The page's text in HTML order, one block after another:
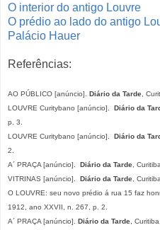
O interior do antigo Louvre
O prédio ao lado do antigo
Palácio Hauer
Referências:
AO PÚBLICO [anúncio]. Diário da Tarde ,
LOUVRE Curitybano [anúncio]. Diário da
p. 3.
LOUVRE Curitybano [anúncio]. Diário da
2.
A´ PRAÇA [anúncio]. Diário da Tarde ,
VITRINAS [anúncio]. Diário da Tarde ,
O LOUVRE: seu novo prédio á rua 15 faz
1912, ano XXVII, n. 267, p. 2.
A´ PRAÇA [anúncio]. Diário da Tarde ,